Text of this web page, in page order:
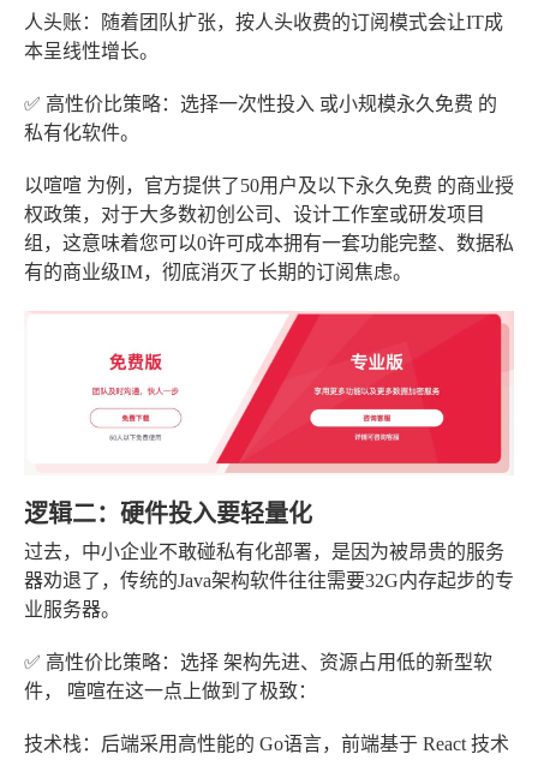
人头账：随着团队扩张，按人头收费的订阅模式会让IT成
本呈线性增长。
✅ 高性价比策略：选择一次性投入 或小规模永久免费 的
私有化软件。
以喧喧 为例，官方提供了50用户及以下永久免费 的商业授
权政策，对于大多数初创公司、设计工作室或研发项目
组，这意味着您可以0许可成本拥有一套功能完整、数据私
有的商业级IM，彻底消灭了长期的订阅焦虑。
逻辑二：硬件投入要轻量化
过去，中小企业不敢碰私有化部署，是因为被昂贵的服务
器劝退了，传统的Java架构软件往往需要32G内存起步的专
业服务器。
✅ 高性价比策略：选择 架构先进、资源占用低的新型软
件， 喧喧在这一点上做到了极致：
技术栈：后端采用高性能的 Go语言，前端基于 React 技术